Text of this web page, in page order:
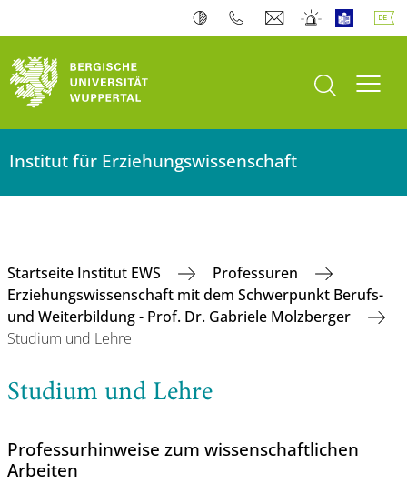
Suche öffnen
Institut für Erziehungswissenschaft
Startseite Institut EWS
Professuren
Erziehungswissenschaft mit dem Schwerpunkt Berufs-
und Weiterbildung - Prof. Dr. Gabriele Molzberger
Studium und Lehre
Studium und Lehre
Professurhinweise zum wissenschaftlichen
Arbeiten